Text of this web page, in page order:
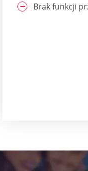
Brak funkcji